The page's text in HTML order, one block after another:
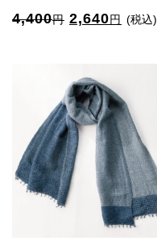
4,400円 元
格
は
4,400
円
で
し
2,640円 現
格
は
2,640
円
で
す。
(税込)